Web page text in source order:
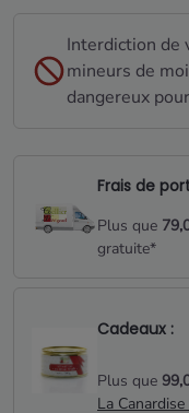
Interdiction de
mineurs de
dangereux
Frais de
Plus que
gratuite*
Cadeaux :
Plus que
La